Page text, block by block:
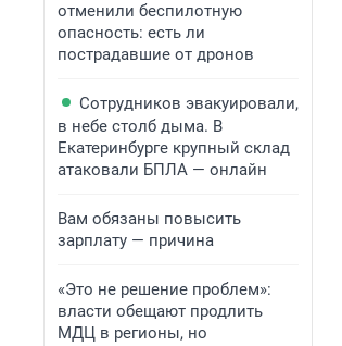
отменили беспилотную
опасность: есть ли
пострадавшие от дронов
Сотрудников эвакуировали,
в небе столб дыма. В
Екатеринбурге крупный склад
атаковали БПЛА — онлайн
Вам обязаны повысить
зарплату — причина
«Это не решение проблем»:
власти обещают продлить
МДЦ в регионы, но